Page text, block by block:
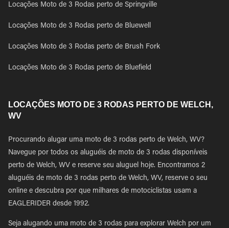
Locações Moto de 3 Rodas perto de Springville
Locações Moto de 3 Rodas perto de Bluewell
Locações Moto de 3 Rodas perto de Brush Fork
Locações Moto de 3 Rodas perto de Bluefield
LOCAÇÕES MOTO DE 3 RODAS PERTO DE WELCH,
WV
Procurando alugar uma moto de 3 rodas perto de Welch, WV?
Navegue por todos os aluguéis de moto de 3 rodas disponíveis
perto de Welch, WV e reserve seu aluguel hoje. Encontramos 2
aluguéis de moto de 3 rodas perto de Welch, WV, reserve o seu
online e descubra por que milhares de motociclistas usam a
EAGLERIDER desde 1992.
Seja alugando uma moto de 3 rodas para explorar Welch por um